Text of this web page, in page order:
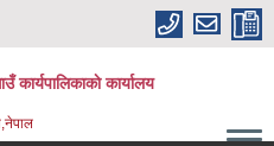
कार्यपालिकाकाे कार्यालय